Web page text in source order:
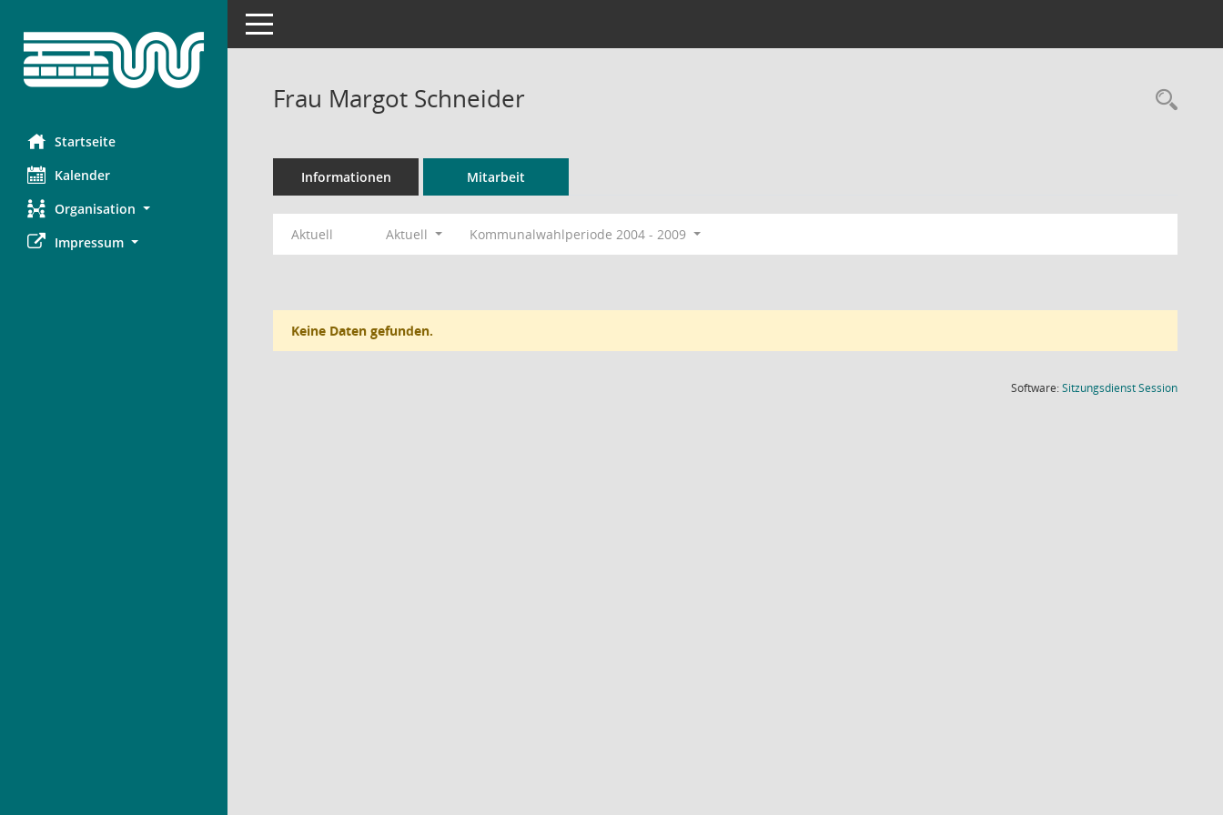
Startseite
Kalender
Organisation
Impressum
Toggle navigation
Frau Margot Schneider
Informationen Mitarbeit
Aktuell Aktuell Kommunalwahlperiode 2004 - 2009
Keine Daten gefunden.
Software:SitzungsdienstSession(Wird in